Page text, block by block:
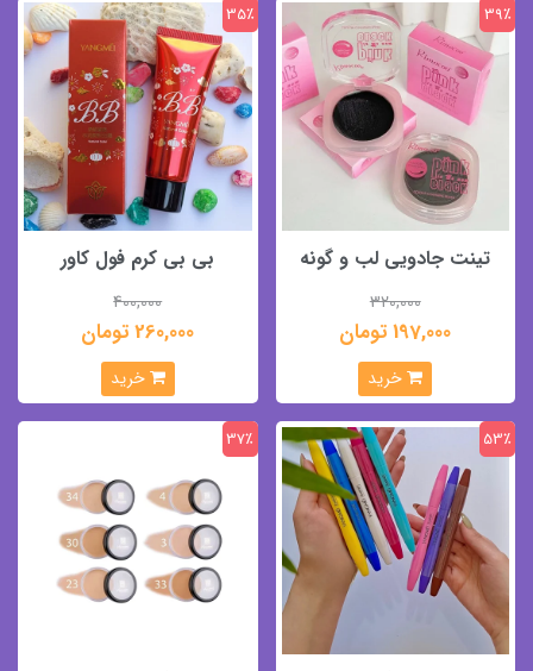
تینت جادویی لب و گونه
320,000
197,000 تومان
39٪
خرید
بی بی کرم فول کاور
400,000
260,000 تومان
35٪
خرید
53٪ 37٪